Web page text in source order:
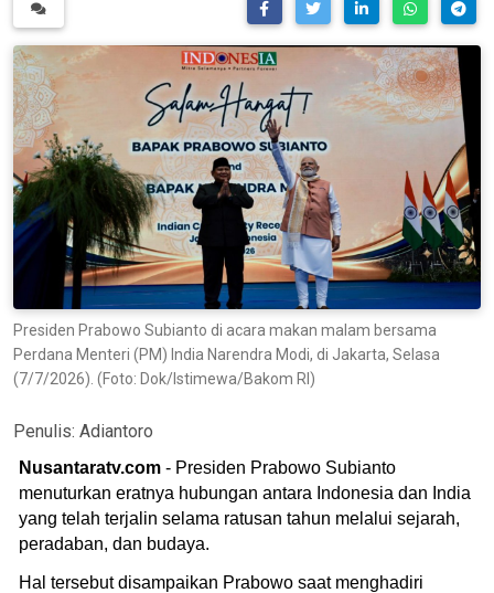
Presiden Prabowo Subianto di acara makan malam bersama
Perdana Menteri (PM) India Narendra Modi, di Jakarta, Selasa
(7/7/2026). (Foto: Dok/Istimewa/Bakom RI)
Penulis: Adiantoro
Nusantaratv.com - Presiden Prabowo Subianto
menuturkan eratnya hubungan antara Indonesia dan India
yang telah terjalin selama ratusan tahun melalui sejarah,
peradaban, dan budaya.
Hal tersebut disampaikan Prabowo saat menghadiri